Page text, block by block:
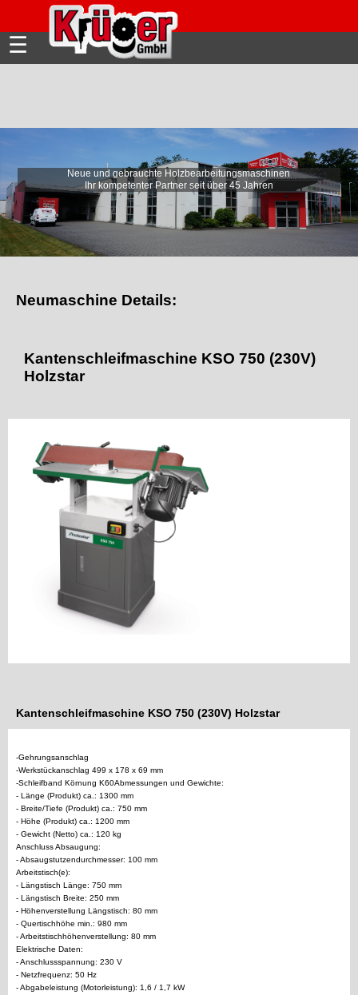
☰
Neue und gebrauchte Holzbearbeitungsmaschinen
Ihr kompetenter Partner seit über 45 Jahren
Neumaschine Details:
Kantenschleifmaschine KSO 750 (230V)
Holzstar
Kantenschleifmaschine KSO 750 (230V) Holzstar
-Gehrungsanschlag
-Werkstückanschlag 499 x 178 x 69 mm
-Schleifband Körnung K60Abmessungen und Gewichte:
- Länge (Produkt) ca.: 1300 mm
- Breite/Tiefe (Produkt) ca.: 750 mm
- Höhe (Produkt) ca.: 1200 mm
- Gewicht (Netto) ca.: 120 kg
Anschluss Absaugung:
- Absaugstutzendurchmesser: 100 mm
Arbeitstisch(e):
- Längstisch Länge: 750 mm
- Längstisch Breite: 250 mm
- Höhenverstellung Längstisch: 80 mm
- Quertischhöhe min.: 980 mm
- Arbeitstischhöhenverstellung: 80 mm
Elektrische Daten:
- Anschlussspannung: 230 V
- Netzfrequenz: 50 Hz
- Abgabeleistung (Motorleistung): 1,6 / 1,7 kW